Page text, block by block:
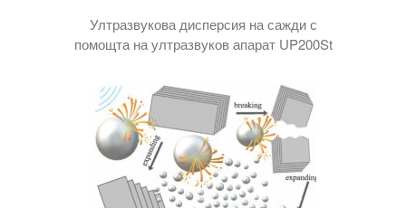
Ултразвукова дисперсия на сажди с
помощта на ултразвуков апарат UP200St